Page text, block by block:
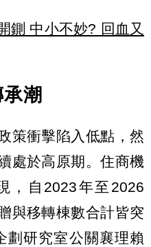
鍘 中小不妙? 回血又
潮
策衝擊陷入低點，然
處於高原期。住商機
，自2023年至2026
與移轉棟數合計皆突
劃研究室公關襄理賴